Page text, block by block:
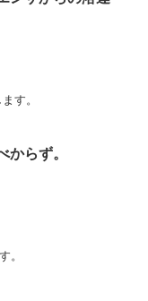
す。
からず。
。